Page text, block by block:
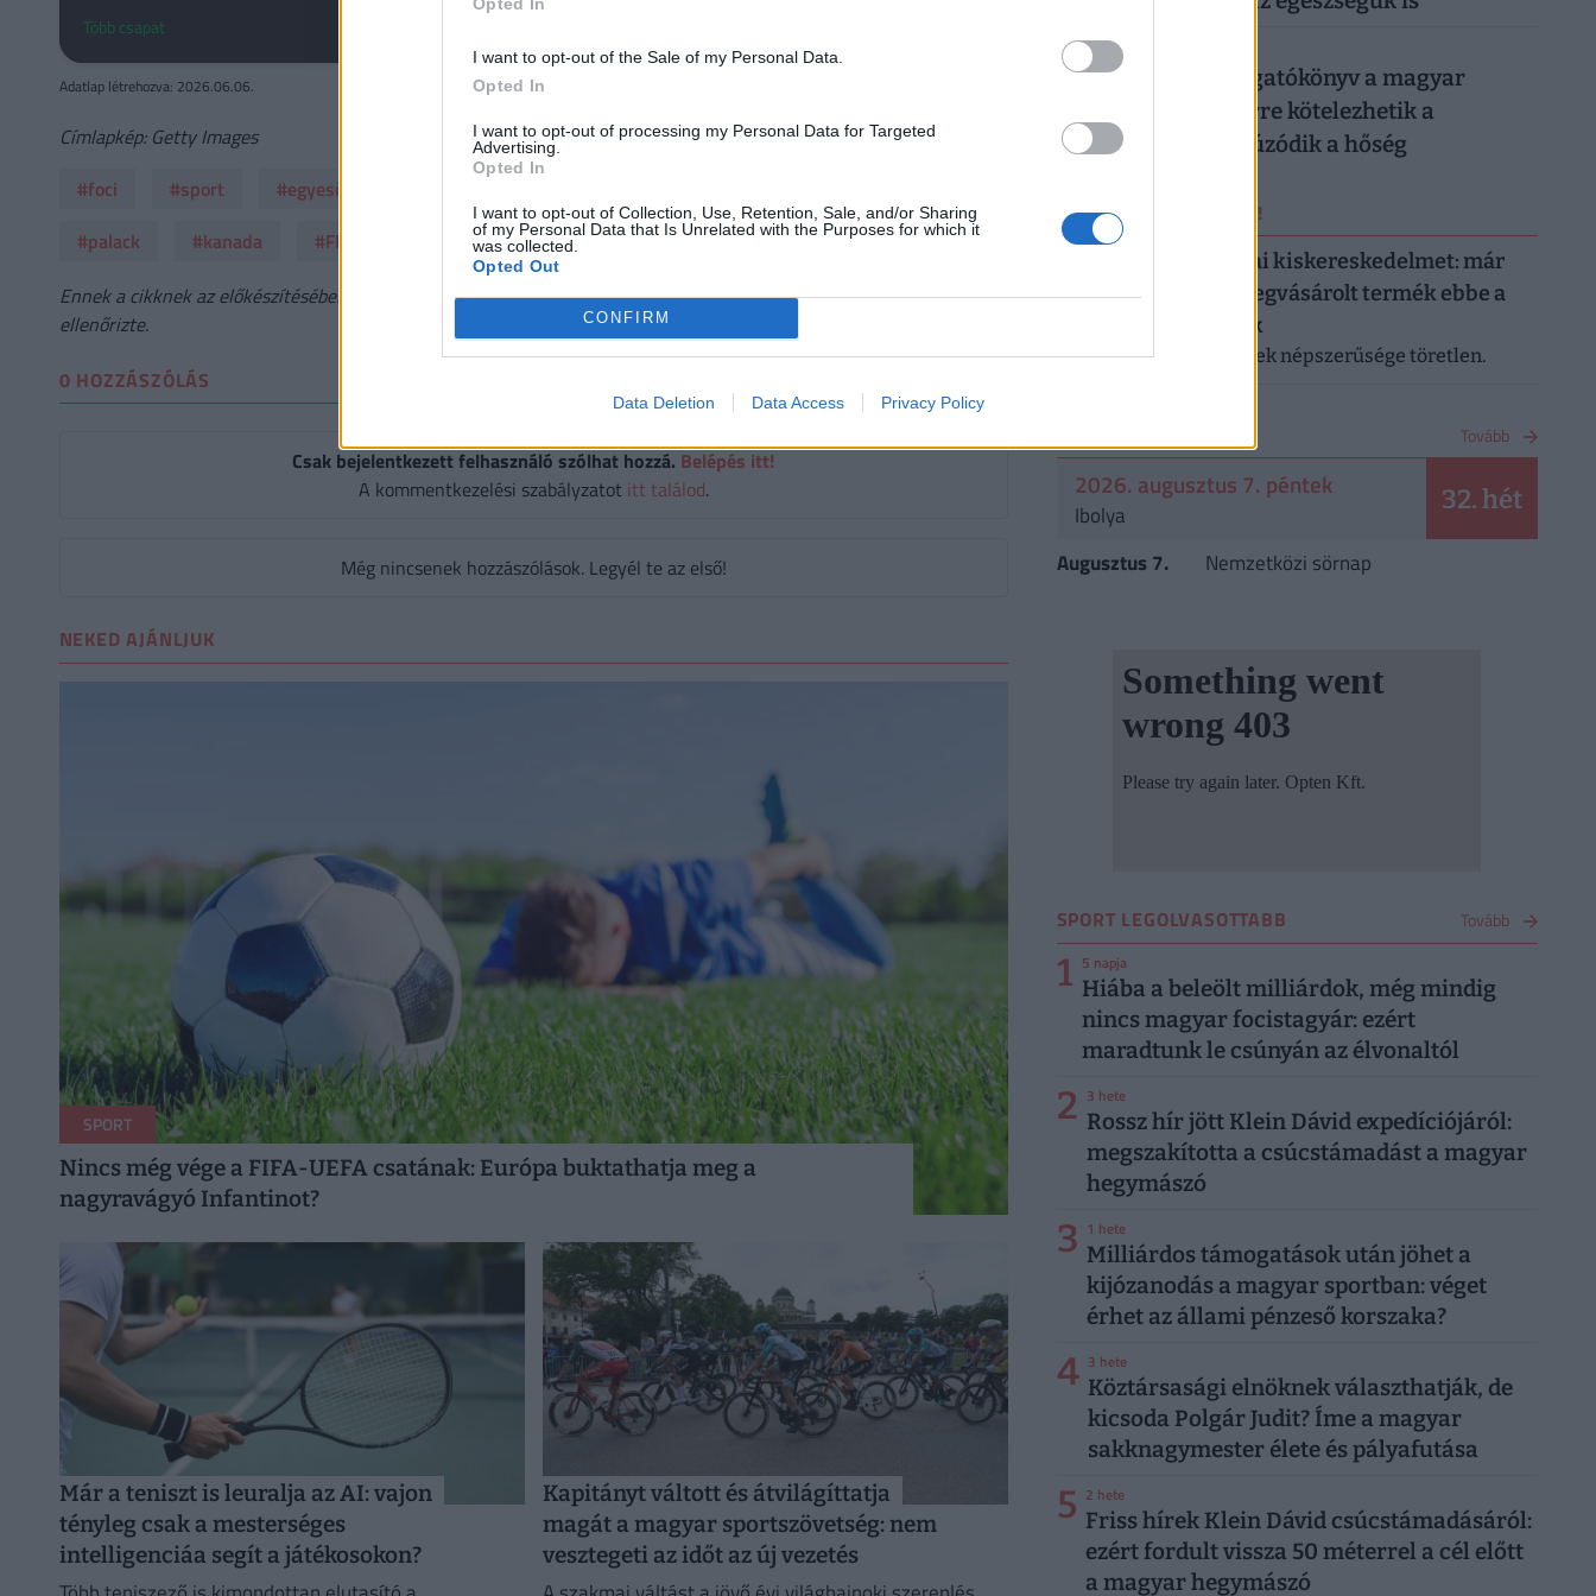
I want to opt-out of the Sale of my Personal Data.
Opted In
I want to opt-out of processing my Personal Data for Targeted
Advertising.
Opted In
I want to opt-out of Collection, Use, Retention, Sale, and/or Sharing
of my Personal Data that Is Unrelated with the Purposes for which it
was collected.
Opted Out
CONFIRM
Data Deletion Data Access Privacy Policy
Több csapat
Adatlap létrehozva: 2026.06.06.
Címlapkép: Getty Images
#foci
#sport #egyesült államok
#palack
#kanada #FIFA #vb 2026
#szurkolók
Ennek a cikknek az előkészítésében AI-asszisztens működött közre, a végleges tartalmat újságírónk szerkesztette és
ellenőrizte.
0 HOZZÁSZÓLÁS
Csak bejelentkezett felhasználó szólhat hozzá. Belépés itt!
A kommentkezelési szabályzatot itt találod.
Még nincsenek hozzászólások. Legyél te az első!
NEKED AJÁNLJUK
SPORT
Nincs még vége a FIFA-UEFA csatának: Európa buktathatja meg a
nagyravágyó Infantinot?
Már a teniszt is leuralja az AI: vajon
tényleg csak a mesterséges
intelligenciáa segít a játékosokon?
Kapitányt váltott és átvilágíttatja
magát a magyar sportszövetség: nem
vesztegeti az időt az új vezetés
2026. augusztus 6.
Készül a válságforgatókönyv a magyar
munkahelyeken: erre kötelezhetik a
dolgozókat, ha elhúzódik a hőség
ERRŐL NE MARADJ LE!
Letarolták az európai kiskereskedelmet: már
minden második megvásárolt termék ebbe a
kategóriába tartozik
A saját márkás termékek népszerűsége töretlen.
Tovább
2026. augusztus 7. péntek
Ibolya 32. hét
Augusztus 7. Nemzetközi sörnap
SPORT LEGOLVASOTTABB Tovább
1 5 napja
Hiába a beleölt milliárdok, még mindig
nincs magyar focistagyár: ezért
maradtunk le csúnyán az élvonaltól
2 3 hete
Rossz hír jött Klein Dávid expedíciójáról:
megszakította a csúcstámadást a magyar
hegymászó
3 1 hete
Milliárdos támogatások után jöhet a
kijózanodás a magyar sportban: véget
érhet az állami pénzeső korszaka?
4 3 hete
Köztársasági elnöknek választhatják, de
kicsoda Polgár Judit? Íme a magyar
sakknagymester élete és pályafutása
5 2 hete
Friss hírek Klein Dávid csúcstámadásáról:
ezért fordult vissza 50 méterrel a cél előtt
a magyar hegymászó